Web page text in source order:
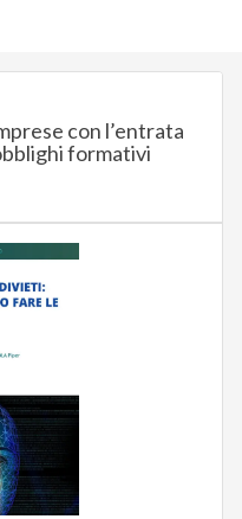
con l’entrata
formativi